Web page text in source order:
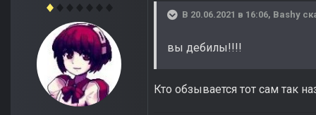
В 20.06.2021 в 16:06, Bashy
вы дебилы!!!!
Кто обзывается тот сам так